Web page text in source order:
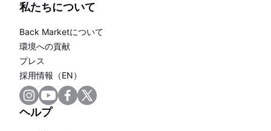
私たちについて
Back Marketについて
環境への貢献
プレス
採用情報（EN）
ヘルプ